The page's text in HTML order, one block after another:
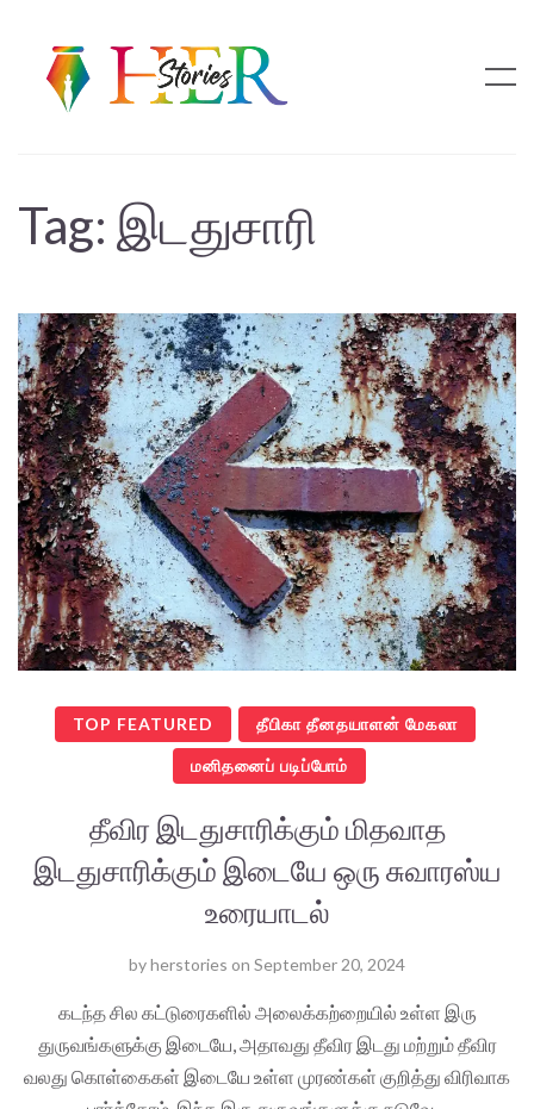
Tag: இடதுசாரி
TOP FEATURED தீபிகா தீனதயாளன் மேகலா
மனிதனைப் படிப்போம்
தீவிர இடதுசாரிக்கும் மிதவாத
இடதுசாரிக்கும் இடையே ஒரு சுவாரஸ்ய
உரையாடல்
byherstories on September 20, 2024
கடந்த சில கட்டுரைகளில் அலைக்கற்றையில் உள்ள இரு
துருவங்களுக்கு இடையே, அதாவது தீவிர இடது மற்றும் தீவிர
வலது கொள்கைகள் இடையே உள்ள முரண்கள் குறித்து விரிவாக